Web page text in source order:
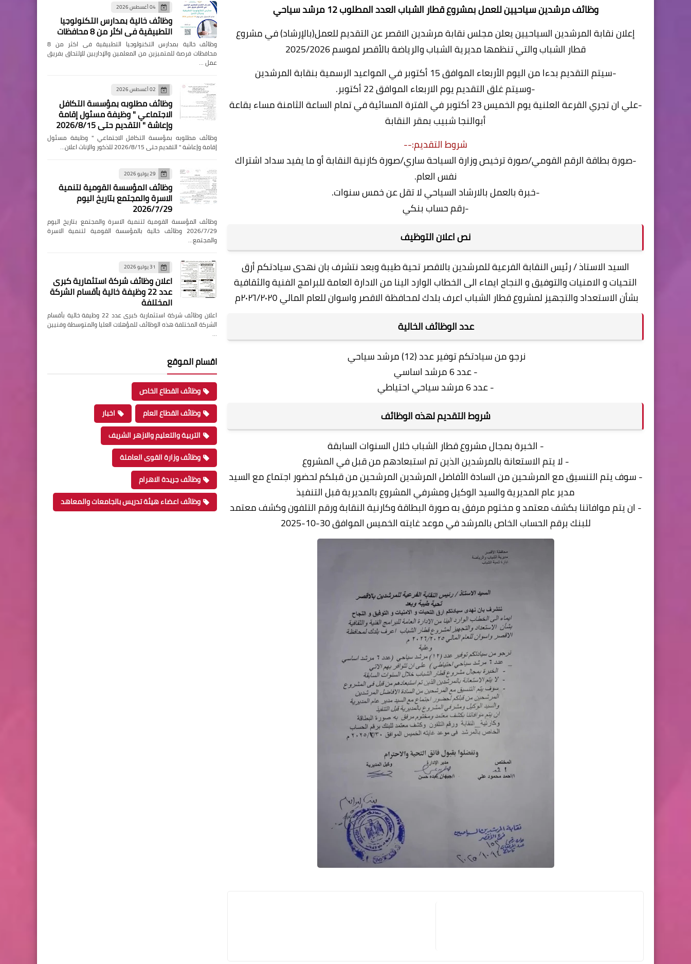
وظائف مرشدين سياحيين للعمل بمشروع قطار الشباب العدد المطلوب 12 مرشد سياحي
إعلان نقابة المرشدين السياحيين يعلن مجلس نقابة مرشدين الاقصر عن التقديم للعمل(بالإرشاد) في مشروع
قطار الشباب والتي تنظمها مديرية الشباب والرياضة بالأقصر لموسم 2025/2026
-سيتم التقديم بدءا من اليوم الأربعاء الموافق 15 أكتوبر في المواعيد الرسمية بنقابة المرشدين
-وسيتم غلق التقديم يوم الاربعاء الموافق 22 أكتوبر.
-علي ان تجري القرعة العلنية يوم الخميس 23 أكتوبر في الفترة المسائية في تمام الساعة الثامنة مساء بقاعة
أبوالنجا شبيب بمقر النقابة
شروط التقديم:--
-صورة بطاقة الرقم القومي/صورة ترخيص وزارة السياحة ساري/صورة كارنية النقابة أو ما يفيد سداد اشتراك
نفس العام.
-خبرة بالعمل بالارشاد السياحي لا تقل عن خمس سنوات.
-رقم حساب بنكي
نص اعلان التوظيف
السيد الاستاذ / رئيس النقابة الفرعية للمرشدين بالاقصر تحية طيبة وبعد نتشرف بان نهدى سيادتكم أرق
التحيات و الامنيات والتوفيق و النجاح ايماء الى الخطاب الوارد الينا من الادارة العامة للبرامج الفنية والثقافية
بشأن الاستعداد والتجهيز لمشروع قطار الشباب اعرف بلدك لمحافظة الاقصر واسوان للعام المالي ٢٠٢٦/٢٠٢٥م
عدد الوظائف الخالية
نرجو من سيادتكم توفير عدد (12) مرشد سياحي
- عدد 6 مرشد اساسي
- عدد 6 مرشد سياحي احتياطي
شروط التقديم لهذه الوظائف
- الخبرة بمجال مشروع قطار الشباب خلال السنوات السابقة
- لا يتم الاستعانة بالمرشدين الذين تم استبعادهم من قبل في المشروع
- سوف يتم التنسيق مع المرشحين من السادة الأفاضل المرشدين المرشحين من قبلكم لحضور اجتماع مع السيد
مدير عام المديرية والسيد الوكيل ومشرفي المشروع بالمديرية قبل التنفيذ
- ان يتم موافاتنا بكشف معتمد و مختوم مرفق به صورة البطاقة وكارنية النقابة ورقم التلفون وكشف معتمد
للبنك برقم الحساب الخاص بالمرشد في موعد غايته الخميس الموافق 30-10-2025
04 أغسطس 2026
وظائف خالية بمدارس التكنولوجيا
التطبيقية فى اكثر من 8 محافظات
وظائف خالية بمدارس التكنولوجيا التطبيقية فى اكثر من 8
محافظات فرصة للمتميزين من المعلمين والإداريين للإلتحاق بفريق
عمل …
02 أغسطس 2026
وظائف مطلوبه بمؤسسة التكافل
الاجتماعي " وظيفة مسئول إقامة
وإعاشة " التقديم حتى 2026/8/15
وظائف مطلوبه بمؤسسة التكافل الاجتماعي " وظيفة مسئول
إقامة وإعاشة " التقديم حتى 2026/8/15 للذكور والإناث اعلان…
29 يوليو 2026
وظائف المؤسسة القومية لتنمية
الاسرة والمجتمع بتاريخ اليوم
2026/7/29
وظائف المؤسسة القومية لتنمية الاسرة والمجتمع بتاريخ اليوم
2026/7/29 وظائف خالية بالمؤسسة القومية لتنمية الاسرة
والمجتمع…
31 يوليو 2026
اعلان وظائف شركة استثمارية كبرى
عدد 22 وظيفة خالية بأقسام الشركة
المختلفة
اعلان وظائف شركة استثمارية كبرى عدد 22 وظيفة خالية بأقسام
الشركة المختلفة هذه الوظائف للمؤهلات العليا والمتوسطة وفنيين
…
اقسام الموقع
وظائف القطاع الخاص
وظائف القطاع العام
اخبار
التربية والتعليم والازهر الشريف
وظائف وزارة القوى العاملة
وظائف جريدة الاهرام
وظائف اعضاء هيئة تدريس بالجامعات والمعاهد